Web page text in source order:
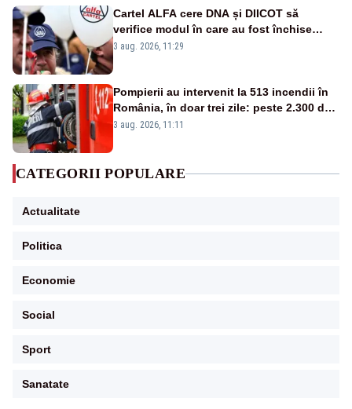
Cartel ALFA cere DNA și DIICOT să
verifice modul în care au fost închise
centralele pe cărbune
3 aug. 2026, 11:29
Pompierii au intervenit la 513 incendii în
România, în doar trei zile: peste 2.300 de
hectare de teren au fost afectate
3 aug. 2026, 11:11
CATEGORII POPULARE
Actualitate
Politica
Economie
Social
Sport
Sanatate